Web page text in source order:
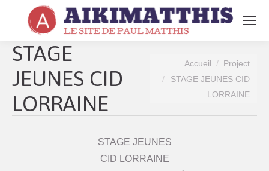
Search:
STAGE
JEUNES CID
LORRAINE
Vous êtes ici :
Accueil
Project
STAGE JEUNES CID
LORRAINE
STAGE JEUNES
CID LORRAINE